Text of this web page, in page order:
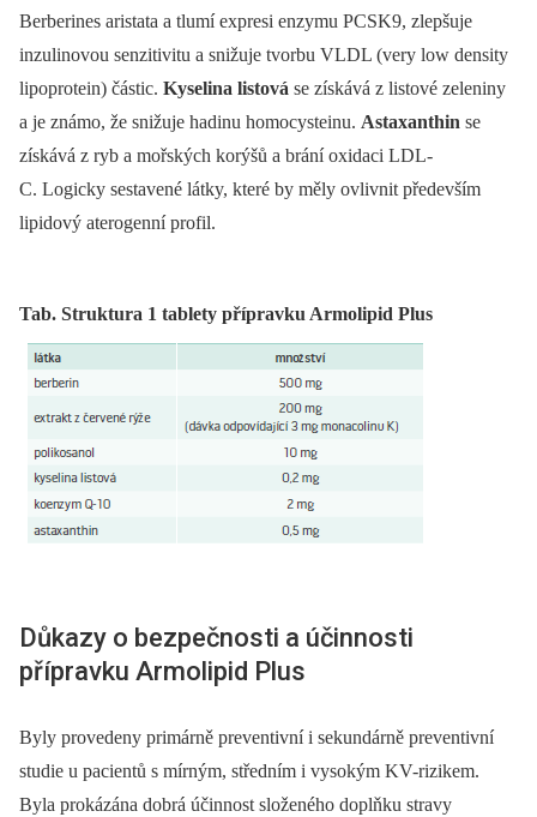
Berberines aristata a tlumí expresi enzymu PCSK9, zlepšuje
inzulinovou senzitivitu a snižuje tvorbu VLDL (very low density
lipoprotein) částic. Kyselina listová se získává z listové zeleniny
a je známo, že snižuje hadinu homocysteinu. Astaxanthin se
získává z ryb a mořských korýšů a brání oxidaci LDL-
C. Logicky sestavené látky, které by měly ovlivnit především
lipidový aterogenní profil.
Tab. Struktura 1 tablety přípravku Armolipid Plus
Důkazy o bezpečnosti a účinnosti
přípravku Armolipid Plus
Byly provedeny primárně preventivní i sekundárně preventivní
studie u pacientů s mírným, středním i vysokým KV-rizikem.
Byla prokázána dobrá účinnost složeného doplňku stravy